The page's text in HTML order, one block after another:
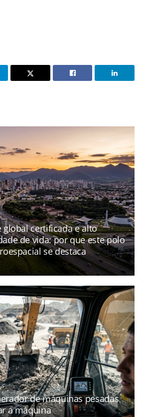
global certificada e alto
de vida: por que este polo
se destaca
de máquinas pesadas
a máquina